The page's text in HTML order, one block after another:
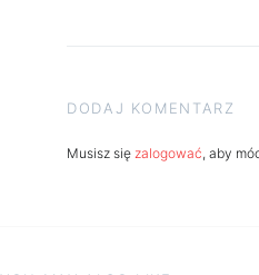
DODAJ KOMENTARZ
Musisz się zalogować, aby